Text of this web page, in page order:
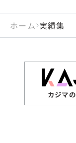
ホーム 実績集
カジマの